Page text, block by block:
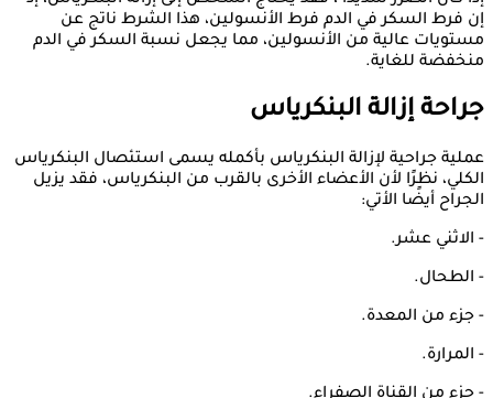
إن فرط السكر في الدم فرط الأنسولين، هذا الشرط ناتج عن
مستويات عالية من الأنسولين، مما يجعل نسبة السكر في الدم
منخفضة للغاية.
جراحة إزالة البنكرياس
عملية جراحية لإزالة البنكرياس بأكمله يسمى استئصال البنكرياس
الكلي، نظرًا لأن الأعضاء الأخرى بالقرب من البنكرياس، فقد يزيل
الجراح أيضًا الأتي:
- الاثني عشر.
- الطحال.
- جزء من المعدة.
- المرارة.